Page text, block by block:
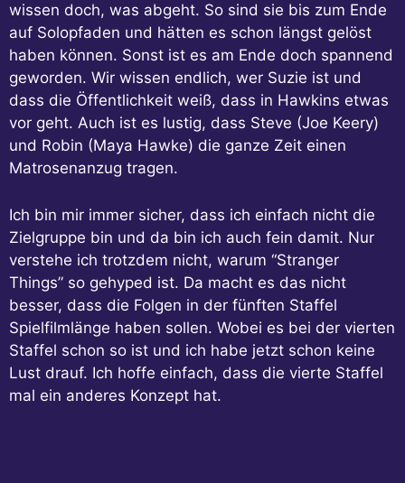
wissen doch, was abgeht. So sind sie bis zum Ende
auf Solopfaden und hätten es schon längst gelöst
haben können. Sonst ist es am Ende doch spannend
geworden. Wir wissen endlich, wer Suzie ist und
dass die Öffentlichkeit weiß, dass in Hawkins etwas
vor geht. Auch ist es lustig, dass Steve (Joe Keery)
und Robin (Maya Hawke) die ganze Zeit einen
Matrosenanzug tragen.
Ich bin mir immer sicher, dass ich einfach nicht die
Zielgruppe bin und da bin ich auch fein damit. Nur
verstehe ich trotzdem nicht, warum “Stranger
Things” so gehyped ist. Da macht es das nicht
besser, dass die Folgen in der fünften Staffel
Spielfilmlänge haben sollen. Wobei es bei der vierten
Staffel schon so ist und ich habe jetzt schon keine
Lust drauf. Ich hoffe einfach, dass die vierte Staffel
mal ein anderes Konzept hat.